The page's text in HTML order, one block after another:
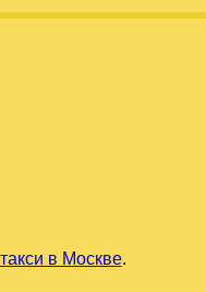
в Москве.